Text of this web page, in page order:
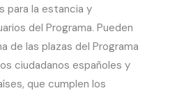
para la estancia y
del Programa. Pueden
de las plazas del Programa
ciudadanos españoles y
que cumplen los